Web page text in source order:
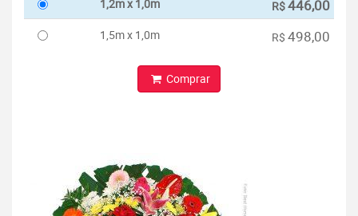
1,2m x 1,0m R$446,00
1,5m x 1,0m R$ 498,00
Comprar